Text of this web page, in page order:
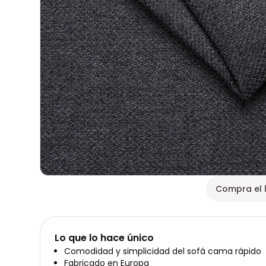
Compra el
Lo que lo hace único
Comodidad y simplicidad del sofá cama rápido
Fabricado en Europa